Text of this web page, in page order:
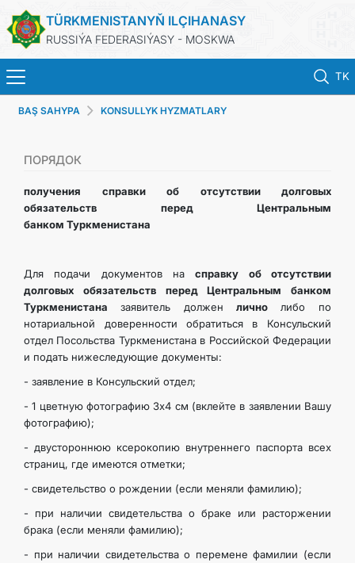
TÜRKMENISTANYŇ ILÇIHANASY
RUSSIÝA FEDERASIÝASY - MOSKWA
TK
BAŞ SAHYPA
TÜRKMENISTAN
WIZA
ARAGATNAŞYK
BAŞ SAHYPA KONSULLYK HYZMATLARY
ПОРЯДОК
получения справки об отсутствии долговых
обязательств перед Центральным
банком Туркменистана
Для подачи документов насправку об отсутствии
долговых обязательств перед Центральным банком
Туркменистана заявитель долженлично либо по
нотариальной доверенности
обратиться в Консульский
отдел Посольства Туркменистана в Российской Федерации
и подать нижеследующие документы:
- заявление в Консульский отдел;
- 1 цветную фотографию 3х4 см (вклейте в заявлении Вашу
фотографию);
- двустороннюю ксерокопию внутреннего паспорта всех
страниц, где имеются отметки;
- свидетельство о рождении (если меняли фамилию);
- при наличии свидетельства о браке или расторжении
брака (если меняли фамилию);
- при наличии свидетельства о перемене фамилии (если